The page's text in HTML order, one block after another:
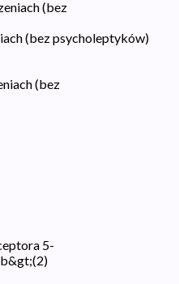
(bez
(bez psycholeptyków)
(bez
5-
(2)